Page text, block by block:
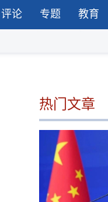
评论 专题 教育
热门文章